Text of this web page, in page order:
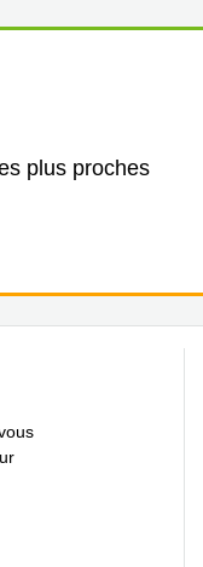
plus proches